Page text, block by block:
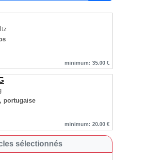
minimum: 35.00 €
portugaise
minimum: 20.00 €
sélectionnés